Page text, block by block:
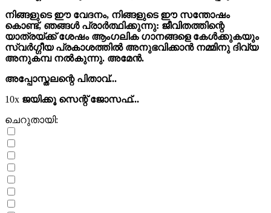
നിങ്ങളുടെ ഈ വേദനം, നിങ്ങളുടെ ഈ സന്തോഷം
കൊണ്ട്, ഞങ്ങൾ പ്രാർത്ഥിക്കുന്നു: ജീവിതത്തിന്റെ
യാത്രയ്ക്ക് ശേഷം ആംഗലിക ഗാനങ്ങളെ കേൾക്കുകയും
സ്വർഗ്ഗീയ പ്രകാശത്തിൽ അനുഭവിക്കാൻ നമ്മിനു ദിവ്യ
അനുകമ്പ നൽകുന്നു. അമേൻ.
അപ്പോസ്തലന്റെ പിതാവ്...
10x ജയിക്കൂ സെന്റ് ജോസഫ്...
ചെറുതായി: